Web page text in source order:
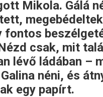
Mikola. Gálá
fontos
csak, mit
lévő ládában –
néni, és
egy papírt.